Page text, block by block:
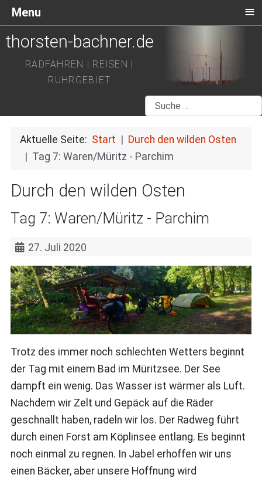
thorsten-bachner.de
RADFAHREN | REISEN |
RUHRGEBIET
Suchen
Aktuelle Seite: Start
Durch den wilden Osten
Tag 7: Waren/Müritz - Parchim
Durch den wilden Osten
Tag 7: Waren/Müritz - Parchim
27. Juli 2020
Trotz des immer noch schlechten Wetters beginnt
der Tag mit einem Bad im Müritzsee. Der See
dampft ein wenig. Das Wasser ist wärmer als Luft.
Nachdem wir Zelt und Gepäck auf die Räder
geschnallt haben, radeln wir los. Der Radweg führt
durch einen Forst am Köplinsee entlang. Es beginnt
noch einmal zu regnen. In Jabel erhoffen wir uns
einen Bäcker, aber unsere Hoffnung wird
Menu ≡